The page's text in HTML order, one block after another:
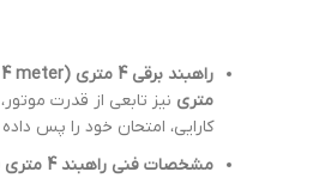
راهبند برقی 4 متری (Electric barrier 4 meter): کارایی و دوام بالا
متری نیز تابعی از قدرت
کارایی، امتحان خود را پس داده
مشخصات فنی راهبند 4 متری (Technical specifications 4-meter barrier): آنچه باید بدانید